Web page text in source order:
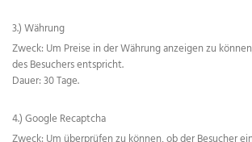
3.) Währung
Zweck: Um Preise in der Währung anzeigen zu
des Besuchers entspricht.
Dauer: 30 Tage.
4.) Google Recaptcha